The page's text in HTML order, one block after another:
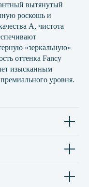
вытянутый
роскошь и
А, чистота
«зеркальную»
оттенка Fancy
изысканным
уровня.